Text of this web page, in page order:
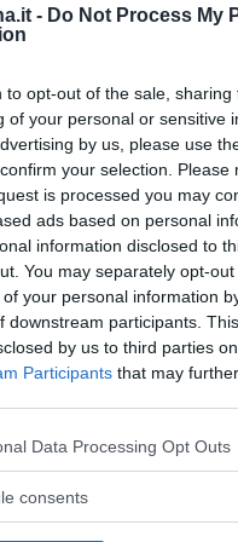
- Do Not Process My
to opt-out of the sale,
of your personal or sensitive
by us, please use
your selection. Please
is processed you may
ads based on personal
information disclosed to
You may separately opt-
your personal information
downstream participants.
by us to third parties
Participants that may
that this website/app uses
to your visit or usage
Data Processing Opt Outs
consents